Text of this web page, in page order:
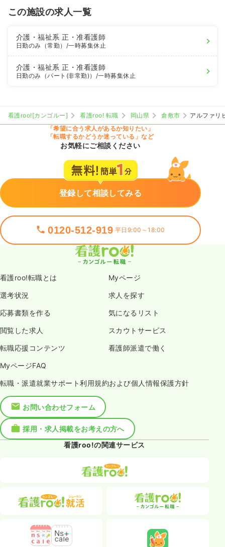
この施設の求人一覧
介護・福祉系正・准看護師
日勤のみ（常勤） /一時募集休止
介護・福祉系正・准看護師
日勤のみ（パート(非常勤)） /一時募集休止
看護roo![カンゴルー] 看護roo! 転職 岡山県 倉敷市
アルファリ
「希望に合う求人があるか知りたい」
「転職するかどうか迷っている」など
お気軽にご相談ください
登録して相談してみる
0120-512-919 平日9:00～18:00
看護roo!転職とは Myページ
選考状況 求人を探す
応募書類を作る 気になるリスト
閲覧した求人 スカウトサービス
転職応援コンテンツ 看護師派遣で働く
MyページFAQ
転職・派遣就業サポート利用規約および個人情報保護方針
お問い合わせフォーム
採用・求人掲載をお考えの方へ
看護roo!の関連サービス